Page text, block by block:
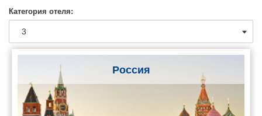
Категория отеля:
Россия